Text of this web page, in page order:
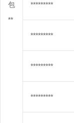
包
**
*********
*********
*********
*********